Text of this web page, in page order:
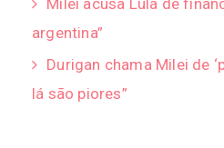
argentina”
Durigan chama Milei de
lá são piores”